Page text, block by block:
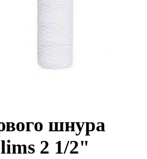
шнура
2 1/2"